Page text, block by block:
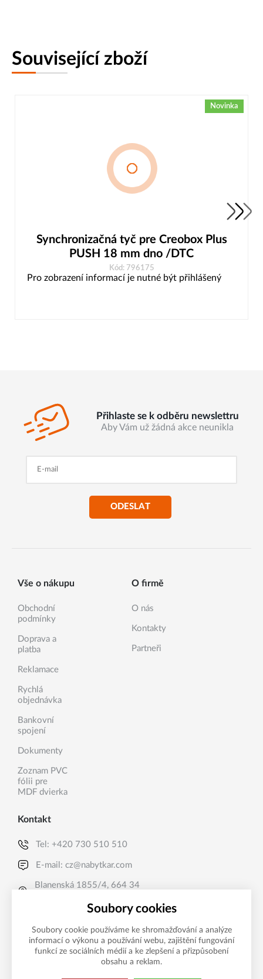
Související zboží
Novinka
Synchronizačná tyč pre Creobox Plus
PUSH 18 mm dno /DTC
Kód: 796175
Pro zobrazení informací je nutné být přihlášený
Přihlaste se k odběru newslettru
Aby Vám už žádná akce neunikla
ODESLAT
Vše o nákupu
Obchodní
podmínky
Doprava a
platba
Reklamace
Rychlá
objednávka
Bankovní
spojení
Dokumenty
Zoznam PVC
fólii pre
MDF dvierka
O firmě
O nás
Kontakty
Partneři
Kontakt
Tel: +420 730 510 510
E-mail:cz@nabytkar.com
Blanenská 1855/4, 664 34
Soubory cookies
Soubory cookie používáme ke shromažďování a analýze
informací o výkonu a používání webu, zajištění fungování
funkcí ze sociálních médií a ke zlepšení a přizpůsobení
obsahu a reklam.